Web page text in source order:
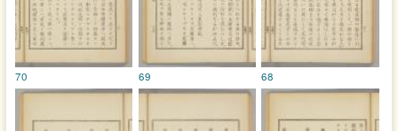
68
69
70